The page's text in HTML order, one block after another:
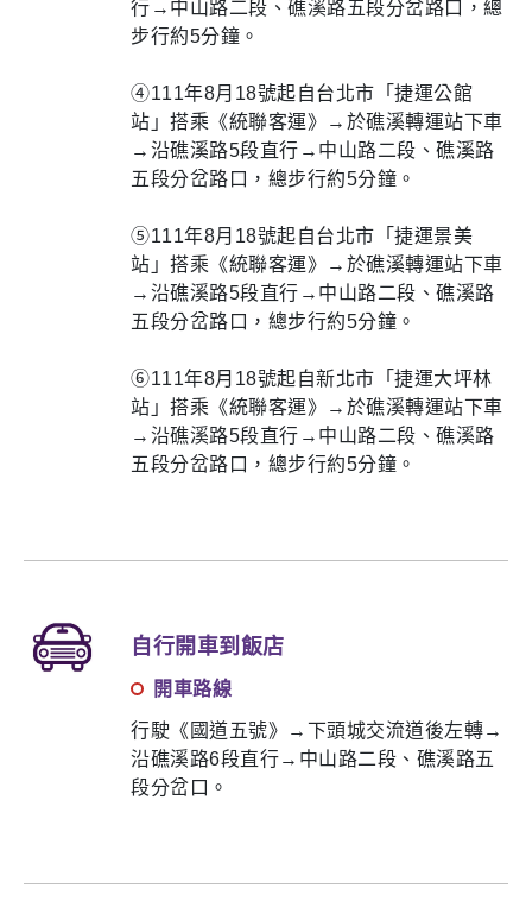
行→中山路二段、礁溪路五段分岔路口，總
步行約5分鐘。
④111年8月18號起自台北市「捷運公館
站」搭乘《統聯客運》→於礁溪轉運站下車
→沿礁溪路5段直行→中山路二段、礁溪路
五段分岔路口，總步行約5分鐘。
⑤111年8月18號起自台北市「捷運景美
站」搭乘《統聯客運》→於礁溪轉運站下車
→沿礁溪路5段直行→中山路二段、礁溪路
五段分岔路口，總步行約5分鐘。
⑥111年8月18號起自新北市「捷運大坪林
站」搭乘《統聯客運》→於礁溪轉運站下車
→沿礁溪路5段直行→中山路二段、礁溪路
五段分岔路口，總步行約5分鐘。
自行開車到飯店
開車路線
行駛《國道五號》→下頭城交流道後左轉→
沿礁溪路6段直行→中山路二段、礁溪路五
段分岔口。